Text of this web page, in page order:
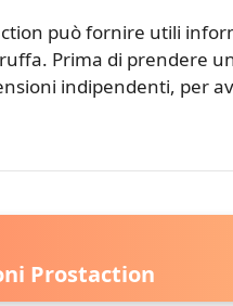
può fornire utili
Prima di prendere
indipendenti, per
Prostaction